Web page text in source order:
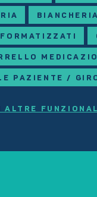
PAZIENTE /
ALTRE